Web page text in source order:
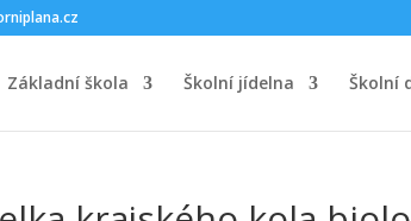
Základní škola Školní jídelna Školní